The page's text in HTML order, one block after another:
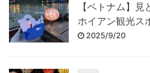
【ベトナム】
ホイアン観光ス
2025/9/20